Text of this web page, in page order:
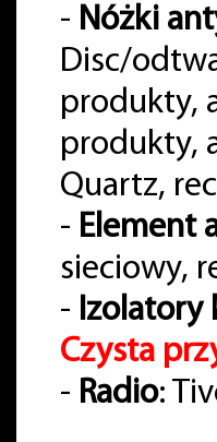
- Nóżki
Disc/
produkty,
produkty,
Quartz,
- Element
sieciowy,
- Izolatory
Czysta
- Radio: